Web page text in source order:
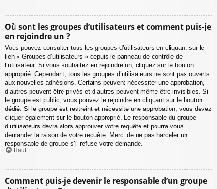
Où sont les groupes d’utilisateurs et comment puis-je
en rejoindre un ?
Vous pouvez consulter tous les groupes d’utilisateurs en cliquant sur le
lien « Groupes d’utilisateurs » depuis le panneau de contrôle de
l’utilisateur. Si vous souhaitez en rejoindre un, cliquez sur le bouton
approprié. Cependant, tous les groupes d’utilisateurs ne sont pas ouverts
aux nouvelles adhésions. Certains peuvent nécessiter une approbation,
d’autres peuvent être privés et d’autres peuvent même être invisibles. Si
le groupe est public, vous pouvez le rejoindre en cliquant sur le bouton
dédié. Si le groupe est restreint et nécessite une approbation, vous devez
cliquer également sur le bouton approprié. Le responsable du groupe
d’utilisateurs devra alors approuver votre requête et pourra vous
demander la raison de votre requête. Merci de ne pas harceler un
responsable de groupe s’il refuse votre demande.
Haut
Comment puis-je devenir le responsable d’un groupe